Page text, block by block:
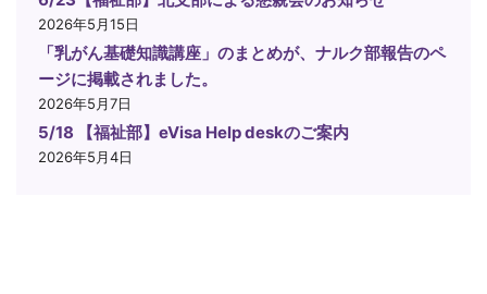
2026年5月15日
「乳がん基礎知識講座」のまとめが、ナルク部報告のペ
ージに掲載されました。
2026年5月7日
5/18 【福祉部】eVisa Help deskのご案内
2026年5月4日